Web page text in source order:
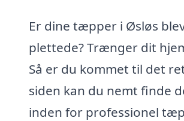
Er dine tæpper i Øsløs
plettede? Trænger dit
Så er du kommet til det
siden kan du nemt finde
inden for professionel